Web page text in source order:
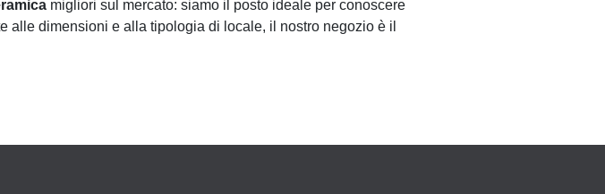
migliori sul mercato: siamo il posto ideale per conoscere
dimensioni e alla tipologia di locale, il nostro negozio è il